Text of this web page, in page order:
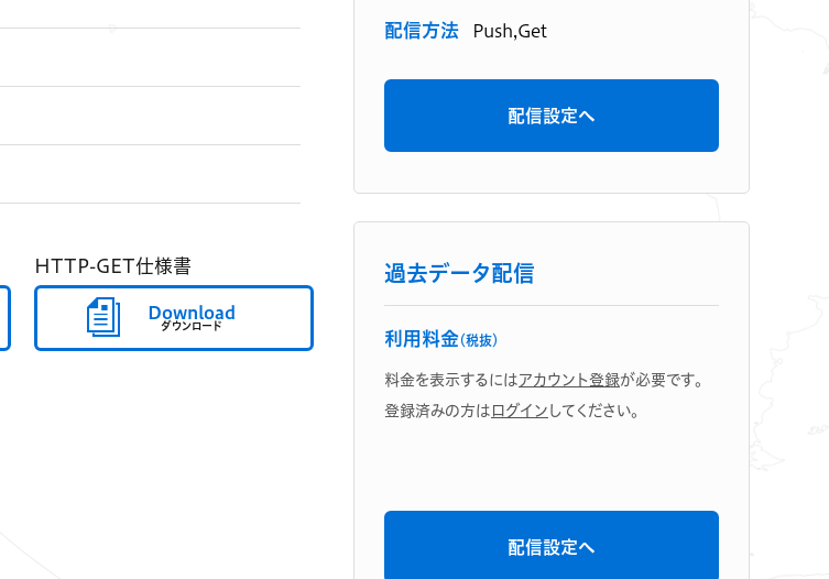
HTTP-GET仕様書
Download
ダウンロード
配信方法 Push,Get
配信設定へ
過去データ配信
利用料金（税抜）
料金を表示するにはアカウント登録が必要です。
登録済みの方はログインしてください。
配信設定へ